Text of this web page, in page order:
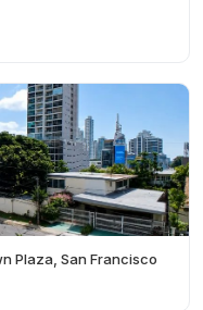
Plaza, San Francisco